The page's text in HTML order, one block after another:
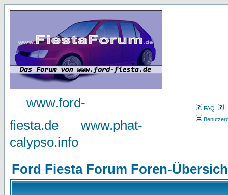
www.ford-
fiesta.de
www.phat-
calypso.info
FAQ
Ford Fiesta Forum Foren-